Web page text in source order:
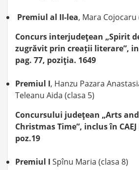
Premiul al II-lea, Mara Cojocaru
Concurs interjudeţean „Spirit
zugrăvit prin creații literare”,
pag. 77, poziţia. 1649
Premiul I, Hanzu Pazara
Teleanu Aida (clasa 5)
Concursului judeţean „Arts
Christmas Time”, inclus în
poz.19
Premiul I Spînu Maria (clasa 8)